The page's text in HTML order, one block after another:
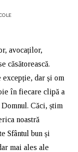
avocaților,
căsătorească.
dar și om
în fiecare clipă a
Căci, știm
noastră
Sfântul bun și
mai ales ale